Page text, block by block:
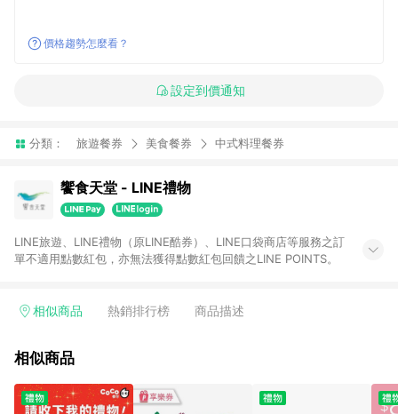
價格趨勢怎麼看？
設定到價通知
分類： 旅遊餐券 美食餐券 中式料理餐券
饗食天堂 - LINE禮物
LINE旅遊、LINE禮物（原LINE酷券）、LINE口袋商店等服務之訂
單不適用點數紅包，亦無法獲得點數紅包回饋之LINE POINTS。
相似商品 熱銷排行榜 商品描述
相似商品